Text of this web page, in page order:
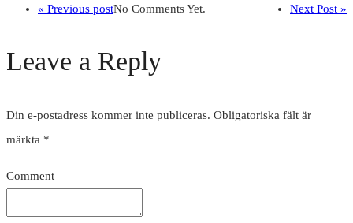
« Previous post Next Post »
No Comments Yet.
Leave a Reply
Din e-postadress kommer inte publiceras. Obligatoriska fält är
märkta *
Comment